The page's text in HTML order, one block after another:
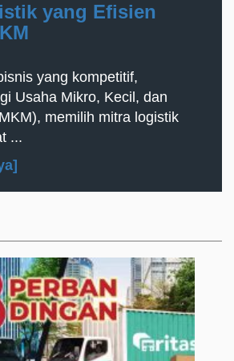
yang Efisien
yang kompetitif,
Usaha Mikro, Kecil, dan
memilih mitra logistik
...